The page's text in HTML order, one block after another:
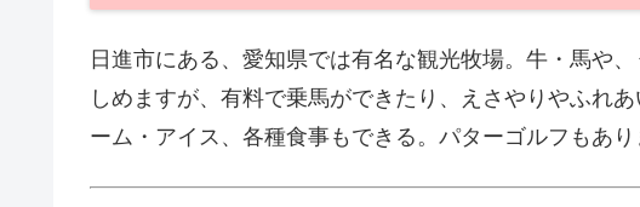
日進市にある、愛知県では有名な観光牧場。牛・馬や
しめますが、有料で乗馬ができたり、えさやりやふれ
ーム・アイス、各種食事もできる。パターゴルフもあり